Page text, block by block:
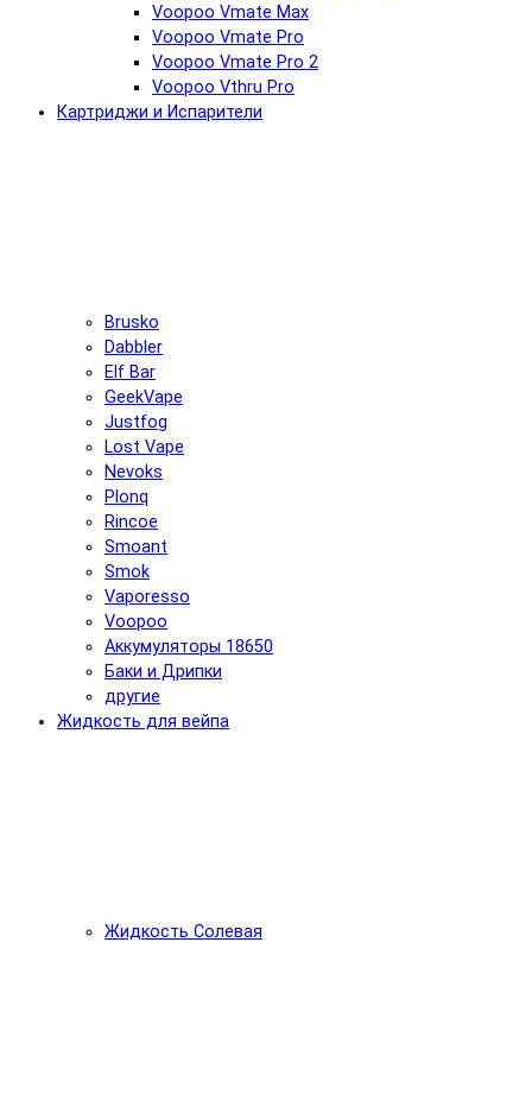
Voopoo Vmate Max
Voopoo Vmate Pro
Voopoo Vmate Pro 2
Voopoo Vthru Pro
Картриджи и Испарители
Brusko
Dabbler
Elf Bar
GeekVape
Justfog
Lost Vape
Nevoks
Plonq
Rincoe
Smoant
Smok
Vaporesso
Voopoo
Аккумуляторы 18650
Баки и Дрипки
другие
Жидкость для вейпа
Жидкость Солевая